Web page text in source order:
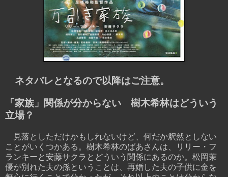
ネタバレとなるので以降はご注意。
「家族」関係が分からない 樹木希林はどういう
立場？
見落としただけかもしれないけど、何だか釈然としない
ことがいくつかある。樹木希林のばあさんは、リリー・フ
ランキーと安藤サクラとどういう関係にあるのか。松岡茉
優が別れた夫の孫ということは、再婚した夫の子供に金を